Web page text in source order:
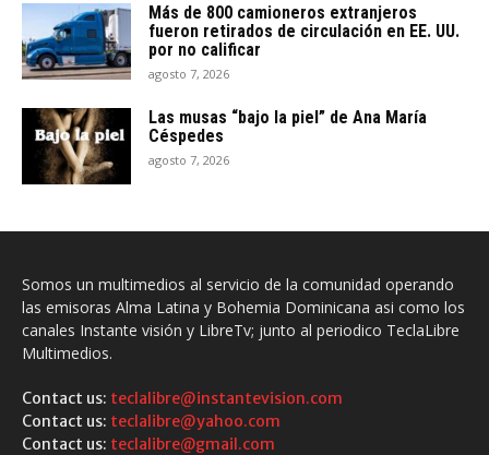
Más de 800 camioneros extranjeros
fueron retirados de circulación en EE. UU.
por no calificar
agosto 7, 2026
Las musas “bajo la piel” de Ana María
Céspedes
agosto 7, 2026
Somos un multimedios al servicio de la comunidad operando
las emisoras Alma Latina y Bohemia Dominicana asi como los
canales Instante visión y LibreTv; junto al periodico TeclaLibre
Multimedios.
Contact us: teclalibre@instantevision.com
Contact us: teclalibre@yahoo.com
Contact us: teclalibre@gmail.com